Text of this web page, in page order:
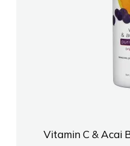
Vitamin C & Acai